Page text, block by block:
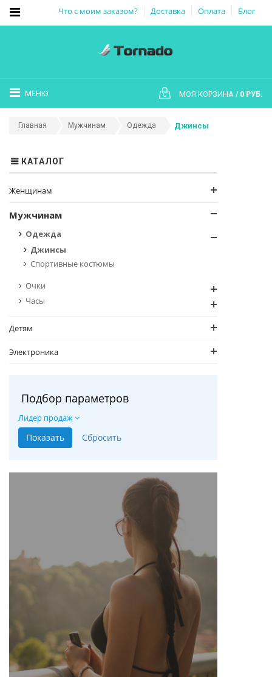
Что с моим заказом? Доставка Оплата Блог
МЕНЮ 0 МОЯ КОРЗИНА 0 РУБ.
Главная Мужчинам Одежда Джинсы
КАТАЛОГ
Женщинам
Мужчинам
Одежда
Джинсы
Спортивные костюмы
Очки
Часы
Детям
Электроника
Подбор параметров
Лидер продаж